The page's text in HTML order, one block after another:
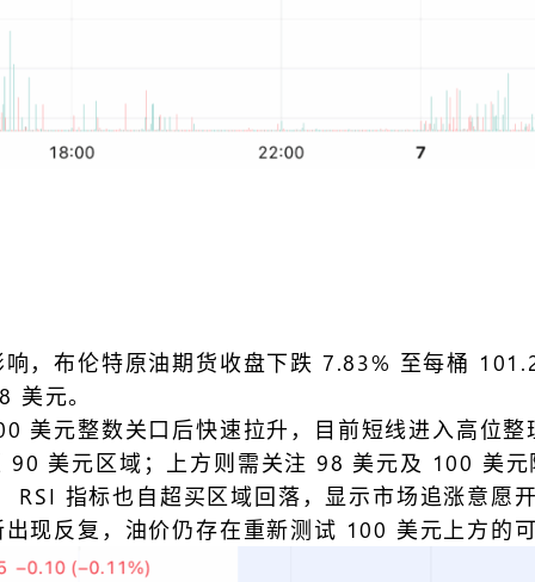
，布伦特原油期货收盘下跌 7.83% 至每桶
美元。
美元整数关口后快速拉升，目前短线进入高位
美元区域；上方则需关注 98 美元及 100 美
指标也自超买区域回落，显示市场追涨意愿
现反复，油价仍存在重新测试 100 美元上方的